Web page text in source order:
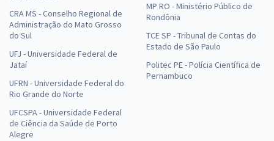
CRA MS - Conselho Regional de
Administração do Mato Grosso
do Sul
UFJ - Universidade Federal de
Jataí
UFRN - Universidade Federal do
Rio Grande do Norte
UFCSPA - Universidade Federal
de Ciência da Saúde de Porto
Alegre
MP RO - Ministério Público de
Rondônia
TCE SP - Tribunal de Contas do
Estado de São Paulo
Politec PE - Polícia Científica de
Pernambuco